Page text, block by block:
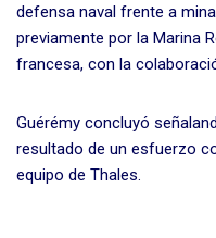
defensa naval frente a
previamente por la Marina
francesa, con la
Guérémy concluyó
resultado de un esfuerzo
equipo de Thales.